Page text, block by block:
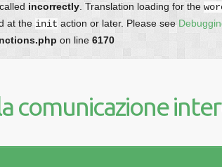
incorrectly . Translation loading for the
at the init action or later. Please see
on line 6170
comunicazione